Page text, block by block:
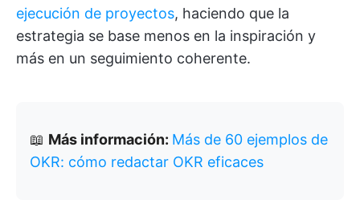
ejecución de proyectos, haciendo que la
estrategia se base menos en la inspiración y
más en un seguimiento coherente.
📖 Más información: Más de 60 ejemplos de
OKR: cómo redactar OKR eficaces